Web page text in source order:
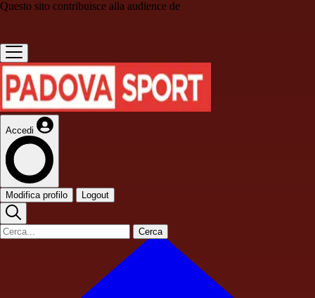
Questo sito contribuisce alla audience de
Accedi
Modifica profilo Logout
Cerca